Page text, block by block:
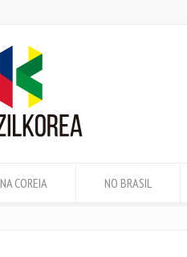
NA COREIA NO BRASIL